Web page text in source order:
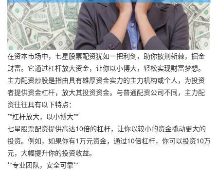
在资本市场中，七星股票配资犹如一把利剑，助你披荆斩棘，掘金
财富。它通过杠杆放大资金，让你以小博大，轻松实现财富梦想。
主力配资炒股是指由具有雄厚资金实力的主力机构或个人，为投资
者提供资金杠杆，放大其投资资金。与普通配资公司不同，主力配
资往往具有以下特点：
**杠杆放大，以小博大**
七星股票配资提供高达10倍的杠杆，让你以较小的资金撬动更大的
投资。例如，如果你有1万元资金，通过10倍杠杆，你可以投资10万
元，大幅提升你的投资收益。
**专业团队，安全可靠**